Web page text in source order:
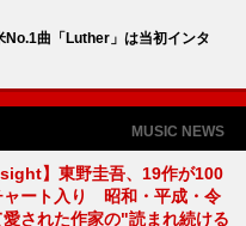
No.1曲「Luther」は当初インタ
MUSIC NEWS
】東野圭吾、19作が100
ャート入り 昭和・平成・令
された作家の"読まれ続ける